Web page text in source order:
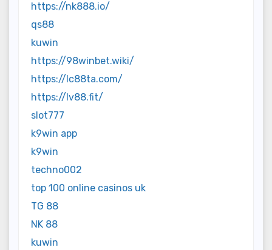
https://nk888.io/
qs88
kuwin
https://98winbet.wiki/
https://lc88ta.com/
https://lv88.fit/
slot777
k9win app
k9win
techno002
top 100 online casinos uk
TG 88
NK 88
kuwin